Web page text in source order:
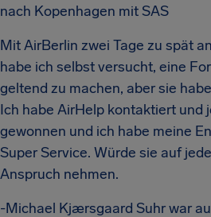
nach Kopenhagen mit SAS
Mit AirBerlin zwei Tage zu spät
habe ich selbst versucht, eine
geltend zu machen, aber sie
Ich habe AirHelp kontaktiert und
gewonnen und ich habe meine
Super Service. Würde sie auf
Anspruch nehmen.
-Michael Kjærsgaard Suhr war